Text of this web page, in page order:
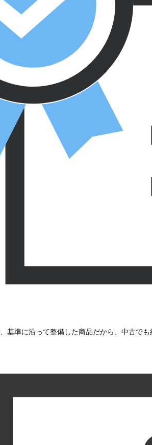
基準に沿って整備した商品だから、中古で